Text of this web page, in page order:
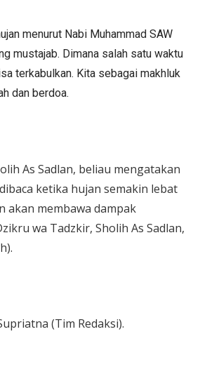
menurut Nabi Muhammad SAW
mustajab. Dimana salah satu waktu
terkabulkan. Kita sebagai makhluk
dan berdoa.
As Sadlan, beliau mengatakan
ketika hujan semakin lebat
akan membawa dampak
wa Tadzkir, Sholih As Sadlan,
(Tim Redaksi).